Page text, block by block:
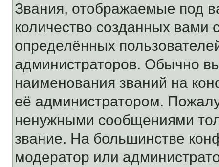
Звания, отображаемые под
количество созданных
определённых
администраторов. Обычно
наименования званий на
её администратором.
ненужными сообщениями
звание. На большинстве
модератор или